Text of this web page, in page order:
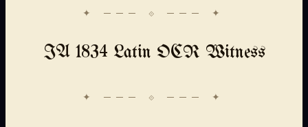
✦ ─── ⟐ ─── ✦
IA 1834 Latin OCR Witness